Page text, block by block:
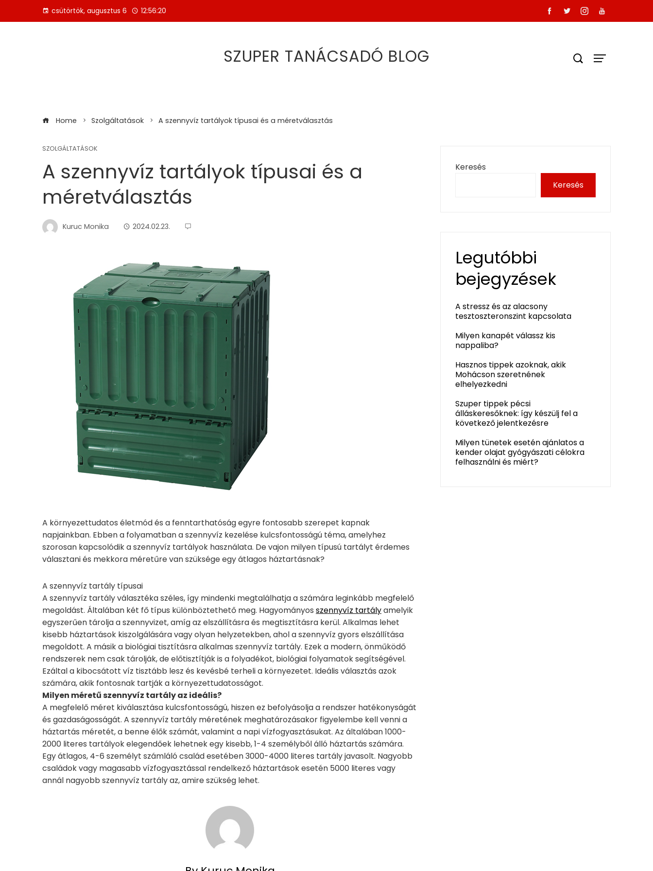
csütörtök, augusztus 6 12:56:20
SZUPER TANÁCSADÓ BLOG
Home Szolgáltatások A szennyvíz tartályok típusai és a méretválasztás
SZOLGÁLTATÁSOK
A szennyvíz tartályok típusai és a
méretválasztás
Kuruc Monika 2024.02.23.
A környezettudatos életmód és a fenntarthatóság egyre fontosabb szerepet kapnak
napjainkban. Ebben a folyamatban a szennyvíz kezelése kulcsfontosságú téma, amelyhez
szorosan kapcsolódik a szennyvíz tartályok használata. De vajon milyen típusú tartályt érdemes
választani és mekkora méretűre van szüksége egy átlagos háztartásnak?
A szennyvíz tartály típusai
A szennyvíz tartály választéka széles, így mindenki megtalálhatja a számára leginkább megfelelő
megoldást. Általában két fő típus különböztethető meg. Hagyományos szennyvíz tartályamelyik
egyszerűen tárolja a szennyvizet, amíg az elszállításra és megtisztításra kerül. Alkalmas lehet
kisebb háztartások kiszolgálására vagy olyan helyzetekben, ahol a szennyvíz gyors elszállítása
megoldott. A másik a biológiai tisztításra alkalmas szennyvíz tartály. Ezek a modern, önműködő
rendszerek nem csak tárolják, de előtisztítják is a folyadékot, biológiai folyamatok segítségével.
Ezáltal a kibocsátott víz tisztább lesz és kevésbé terheli a környezetet. Ideális választás azok
számára, akik fontosnak tartják a környezettudatosságot.
Milyen méretű szennyvíz tartály az ideális?
A megfelelő méret kiválasztása kulcsfontosságú, hiszen ez befolyásolja a rendszer hatékonyságát
és gazdaságosságát. A szennyvíz tartály méretének meghatározásakor figyelembe kell venni a
háztartás méretét, a benne élők számát, valamint a napi vízfogyasztásukat. Az általában 1000-
2000 literes tartályok elegendőek lehetnek egy kisebb, 1-4 személyből álló háztartás számára.
Egy átlagos, 4-6 személyt számláló család esetében 3000-4000 literes tartály javasolt. Nagyobb
családok vagy magasabb vízfogyasztással rendelkező háztartások esetén 5000 literes vagy
annál nagyobb szennyvíz tartály az, amire szükség lehet.
Keresés
Keresés
Legutóbbi
bejegyzések
A stressz és az alacsony
tesztoszteronszint kapcsolata
Milyen kanapét válassz kis
nappaliba?
Hasznos tippek azoknak, akik
Mohácson szeretnének
elhelyezkedni
Szuper tippek pécsi
álláskeresőknek: így készülj fel a
következő jelentkezésre
Milyen tünetek esetén ajánlatos a
kender olajat gyógyászati célokra
felhasználni és miért?